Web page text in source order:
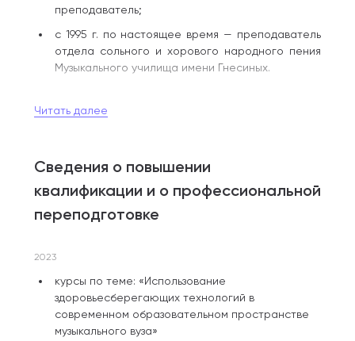
преподаватель;
с 1995 г. по настоящее время — преподаватель
отдела сольного и хорового народного пения
Музыкального училища имени Гнесиных.
музыки «Ветка. ru».
Методические работы:
Публикации:
Сборник аранжировок «Репертуар народного
хора» (Москва, 2004).
Читать далее
Сведения о повышении
квалификации и о профессиональной
переподготовке
2023
курсы по теме: «Использование
здоровьесберегающих технологий в
современном образовательном пространстве
музыкального вуза»